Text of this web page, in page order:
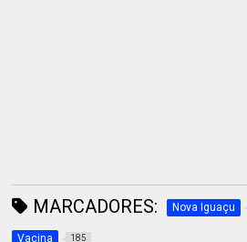
MARCADORES: Nova Iguaçu
Vacina 185